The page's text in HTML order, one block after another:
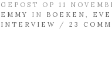
GEPOST OP 11
EMMY
IN BOEKEN ,
INTERVIEW
/ 23